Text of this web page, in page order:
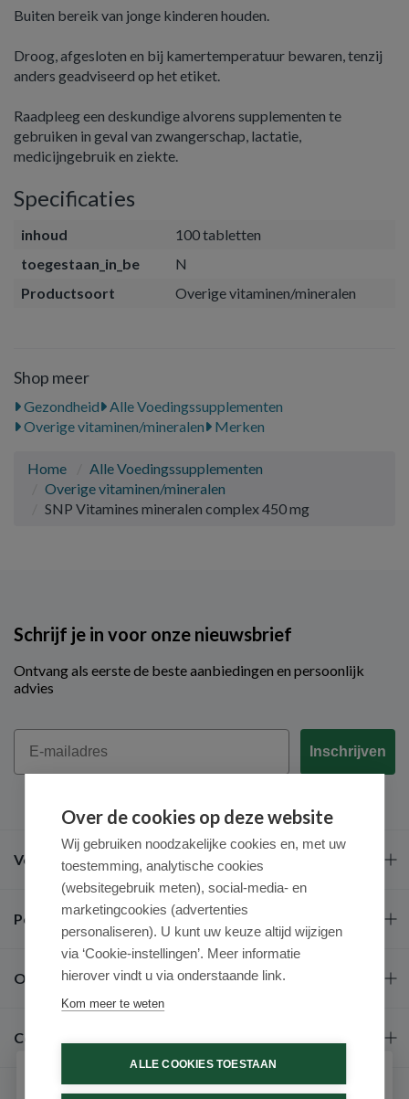
Buiten bereik van jonge kinderen houden.
Droog, afgesloten en bij kamertemperatuur bewaren, tenzij
anders geadviseerd op het etiket.
Raadpleeg een deskundige alvorens supplementen te
gebruiken in geval van zwangerschap, lactatie,
medicijngebruik en ziekte.
Specificaties
inhoud
100 tabletten
toegestaan_in_be
N
Productsoort
Overige vitaminen/mineralen
Shop meer
Gezondheid
Alle Voedingssupplementen
Overige vitaminen/mineralen
Merken
Home
Alle Voedingssupplementen
Overige vitaminen/mineralen
SNP Vitamines mineralen complex 450 mg
Schrijf je in voor onze nieuwsbrief
Ontvang als eerste de beste aanbiedingen en persoonlijk
advies
Email
Inschrijven
Veel gestelde vragen
Populaire merken
Over ons
Contact
Over de cookies op deze website
Wij gebruiken noodzakelijke cookies en, met uw
toestemming, analytische cookies
(websitegebruik meten), social-media- en
marketingcookies (advertenties
personaliseren). U kunt uw keuze altijd wijzigen
via ‘Cookie-instellingen’. Meer informatie
hierover vindt u via onderstaande link.
Kom meer te weten
ALLE COOKIES TOESTAAN
Schrijf je in voor onze nieuwsbrief